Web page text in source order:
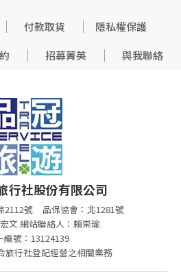
付款取貨
隱私權保護
招募菁英 與我聯絡
行社股份有限公司
2112號
品保協會：北1281號
文 網站聯絡人：賴崇瑜
編號：13124139
旅行社登記經營之相關業務